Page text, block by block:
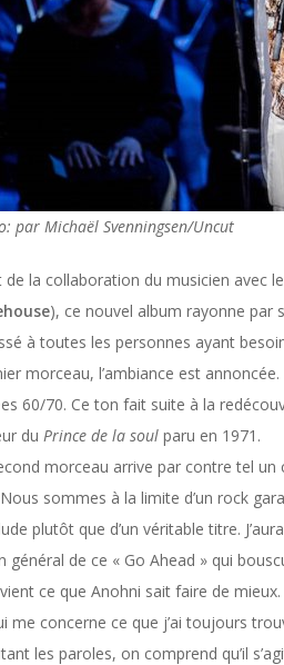
par Michaël Svenningsen/Uncut
de la collaboration du musicien avec
), ce nouvel album rayonne par
à toutes les personnes ayant
morceau, l’ambiance est
60/70. Ce ton fait suite à la
du Prince de la soul paru en 1971.
morceau arrive par contre tel un
sommes à la limite d’un rock
plutôt que d’un véritable titre.
général de ce « Go Ahead » qui
ce que Anohni sait faire de
me concerne ce que j’ai toujours
les paroles, on comprend qu’il